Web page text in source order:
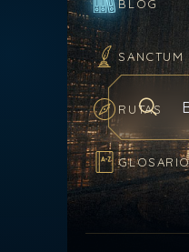
BLOG
SANCTUM
RUTAS
Buscar en